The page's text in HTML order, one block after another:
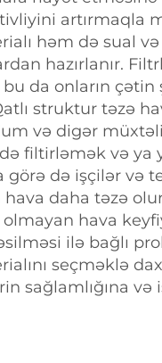
artırmaqla
həm də sual
hazırlanır.
bu da onların
struktur təzə
və digər
filtirləmək və ya
görə də işçilər və
daha təzə
olmayan hava
ilə bağlı
seçməklə
sağlamlığına